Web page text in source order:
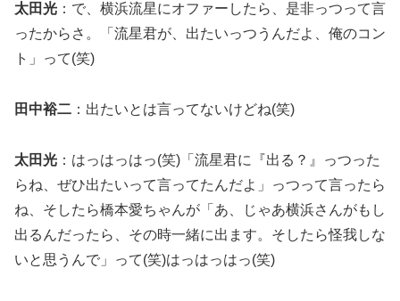
太田光 ：で、横浜流星にオファーしたら、是非っつって言
ったからさ。「流星君が、出たいっつうんだよ、俺のコン
ト」って(笑)
田中裕二 ：出たいとは言ってないけどね(笑)
太田光 ：はっはっはっ(笑)「流星君に『出る？』っつった
らね、ぜひ出たいって言ってたんだよ」っつって言ったら
ね、そしたら橋本愛ちゃんが「あ、じゃあ横浜さんがもし
出るんだったら、その時一緒に出ます。そしたら怪我しな
いと思うんで」って(笑)はっはっはっ(笑)